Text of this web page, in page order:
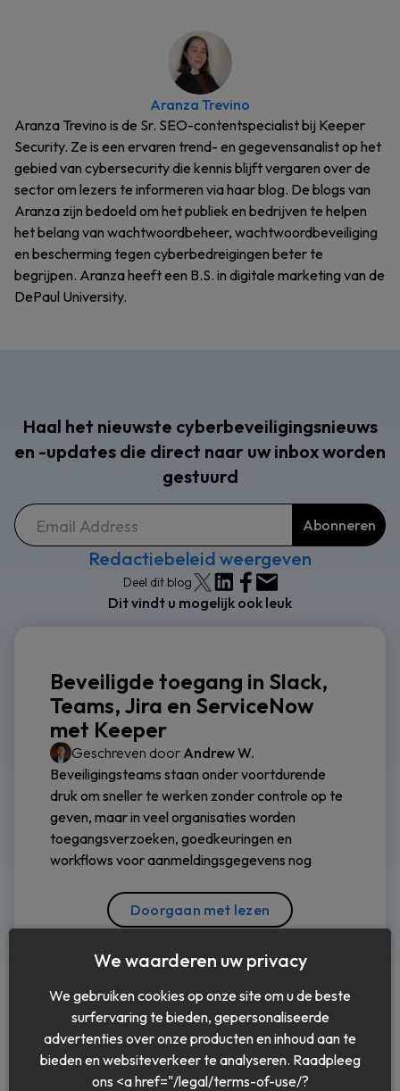
Aranza Trevino
Aranza Trevino is de Sr. SEO-contentspecialist bij Keeper
Security. Ze is een ervaren trend- en gegevensanalist op het
gebied van cybersecurity die kennis blijft vergaren over de
sector om lezers te informeren via haar blog. De blogs van
Aranza zijn bedoeld om het publiek en bedrijven te helpen
het belang van wachtwoordbeheer, wachtwoordbeveiliging
en bescherming tegen cyberbedreigingen beter te
begrijpen. Aranza heeft een B.S. in digitale marketing van de
DePaul University.
Haal het nieuwste cyberbeveiligingsnieuws
en -updates die direct naar uw inbox worden
gestuurd
Redactiebeleid weergeven
Deel dit blog
Dit vindt u mogelijk ook leuk
Beveiligde toegang in Slack,
Teams, Jira en ServiceNow
met Keeper
Geschreven door Andrew W.
Beveiligingsteams staan onder voortdurende
druk om sneller te werken zonder controle op te
geven, maar in veel organisaties worden
toegangsverzoeken, goedkeuringen en
workflows voor aanmeldingsgegevens nog
Doorgaan met lezen
Nederlands
We waarderen uw privacy
We gebruiken cookies op onze site om u de beste
surfervaring te bieden, gepersonaliseerde
advertenties over onze producten en inhoud aan te
bieden en websiteverkeer te analyseren. Raadpleeg
ons <a href="/legal/terms-of-use/?